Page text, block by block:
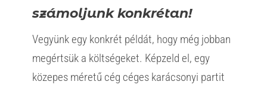
számoljunk konkrétan!
Vegyünk egy konkrét példát, hogy még jobban
megértsük a költségeket. Képzeld el, egy
közepes méretű cég céges karácsonyi partit